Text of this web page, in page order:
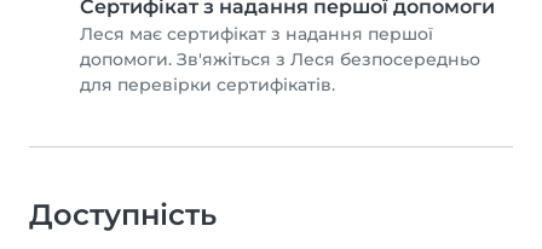
Сертифікат з надання першої допомоги
Леся має сертифікат з надання першої
допомоги. Зв'яжіться з Леся безпосередньо
для перевірки сертифікатів.
Доступність